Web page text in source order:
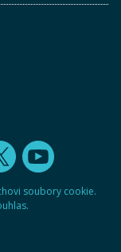
soubory cookie.